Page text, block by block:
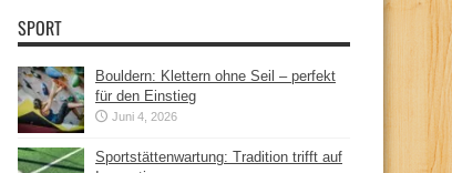
SPORT
Bouldern: Klettern ohne Seil – perfekt
für den Einstieg
Juni 4, 2026
Sportstättenwartung: Tradition trifft auf